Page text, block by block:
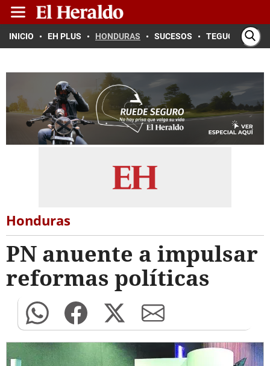
INICIO EH PLUS HONDURAS SUCESOS TEGUCIGALPA
Honduras
PN anuente a impulsar
reformas políticas